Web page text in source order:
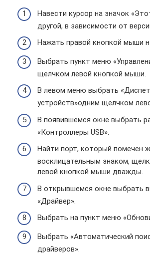
Навести курсор на значок
другой, в зависимости от
Нажать правой кнопкой мыши
Выбрать пункт меню
щелчком левой кнопкой мыши.
В левом меню выбрать
устройств»одним щелчком
В появившемся окне выбрать
«Контроллеры USB».
Найти порт, который помечен
восклицательным знаком,
левой кнопкой мыши дважды.
В открывшемся окне выбрать
«Драйвер».
Выбрать на пункт меню
Выбрать «Автоматический
драйверов».